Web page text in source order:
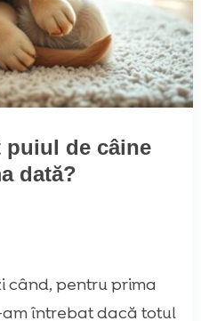
puiul de câine
dată?
când, pentru prima
am întrebat dacă totul